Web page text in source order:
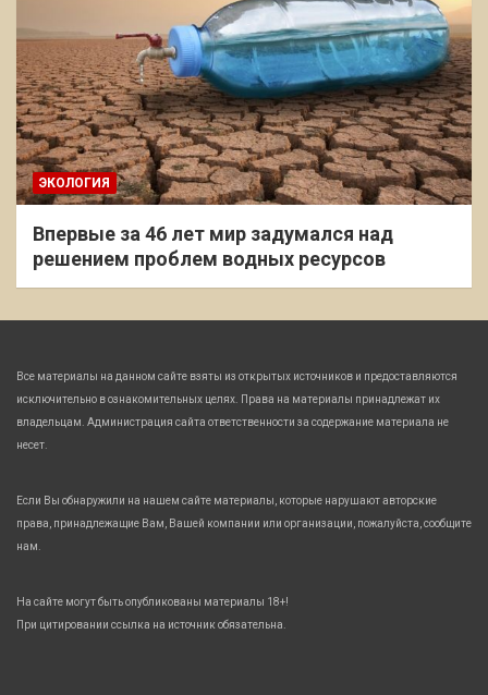
ЭКОЛОГИЯ
Впервые за 46 лет мир задумался над
решением проблем водных ресурсов
Все материалы на данном сайте взяты из открытых источников и предоставляются
исключительно в ознакомительных целях. Права на материалы принадлежат их
владельцам. Администрация сайта ответственности за содержание материала не
несет.
Если Вы обнаружили на нашем сайте материалы, которые нарушают авторские
права, принадлежащие Вам, Вашей компании или организации, пожалуйста, сообщите
нам.
На сайте могут быть опубликованы материалы 18+!
При цитировании ссылка на источник обязательна.